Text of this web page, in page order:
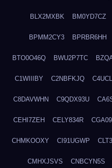
BLX2MXBK BM0YD7CZ
BPMM2CY3 BPRBR6HH
BTO0O46Q BWU2P7TC
C1WIIIBY C2NBFKJQ
C8DAVWHN C9QDX93U
CEHI7ZEH CELY834R
CHMKOOXY CI91UGWP
CMHXJSVS CNBCYN5S